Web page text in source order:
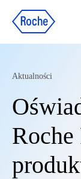
Aktualności